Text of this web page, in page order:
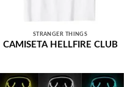
STRANGER THINGS
CAMISETA HELLFIRE CLUB